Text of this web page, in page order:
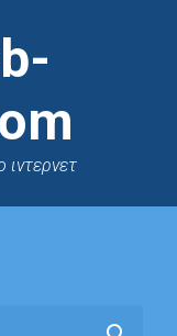
ιντερνετ